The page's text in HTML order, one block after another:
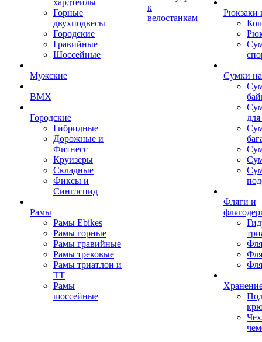
хардтейлы
Горные
двухподвесы
Городские
Гравийные
Шоссейные
Мужские
BMX
Городские
Гибридные
Дорожные и
Фитнесс
Круизеры
Складные
Фиксы и
Синглспид
Рамы
Рамы Ebikes
Рамы горные
Рамы гравийные
Рамы трековые
Рамы триатлон и
ТТ
Рамы
шоссейные
к
велостанкам
Рюкзаки
Сумки
Фляги и